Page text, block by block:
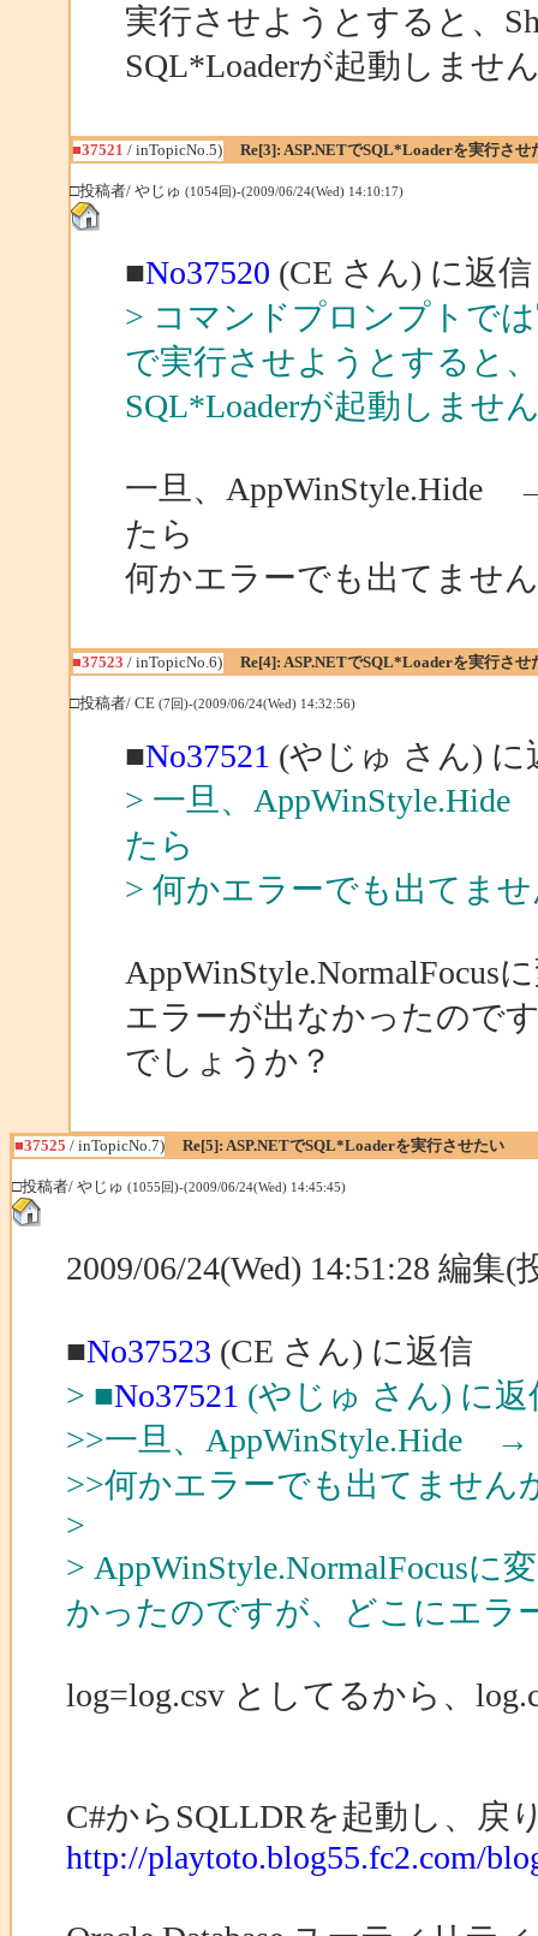
実行させようとすると、
SQL*Loaderが起動しませ
■37521 / inTopicNo.5) Re[3]: ASP.NETでSQL*Loaderを実行させ
□投稿者/ やじゅ(1054回)-(2009/06/24(Wed) 14:10:17)
■No37520 (CE さん) に返信
> コマンドプロンプトで
で実行させようとすると
SQL*Loaderが起動しませ
一旦、AppWinStyle.Hide
たら
何かエラーでも出てませ
■37523 / inTopicNo.6) Re[4]: ASP.NETでSQL*Loaderを実行させ
□投稿者/ CE(7回)-(2009/06/24(Wed) 14:32:56)
■No37521 (やじゅ さん) に
> 一旦、
たら
> 何かエラーでも出てま
AppWinStyle.NormalFocus
エラーが出なかったので
でしょうか？
■37525 / inTopicNo.7) Re[5]: ASP.NETでSQL*Loaderを実行させたい
□投稿者/ やじゅ (1055回)-(2009/06/24(Wed) 14:45:45)
2009/06/24(Wed) 14:51:28 編集(
■No37523 (CE さん) に返信
> ■No37521 (やじゅ さん) に返
>>一旦、AppWinStyle.Hide
>>何かエラーでも出てません
>
> AppWinStyle.NormalFocus
かったのですが、どこにエラ
log=log.csv としてるから、
C#からSQLLDRを起動し、戻
http://playtoto.blog55.fc2.com/